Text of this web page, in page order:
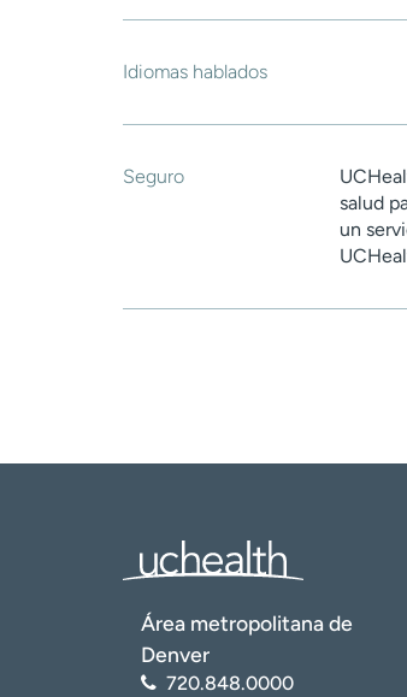
Idiomas hablados
Seguro
salud
un
Área metropolitana de
Denver
720.848.0000